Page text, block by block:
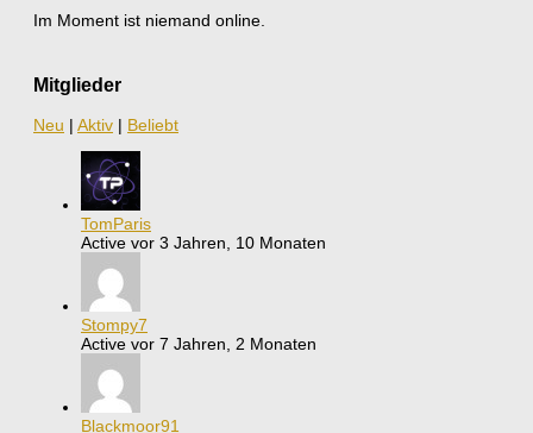
Im Moment ist niemand online.
Mitglieder
Neu | Aktiv | Beliebt
TomParis
Active vor 3 Jahren, 10 Monaten
Stompy7
Active vor 7 Jahren, 2 Monaten
Blackmoor91